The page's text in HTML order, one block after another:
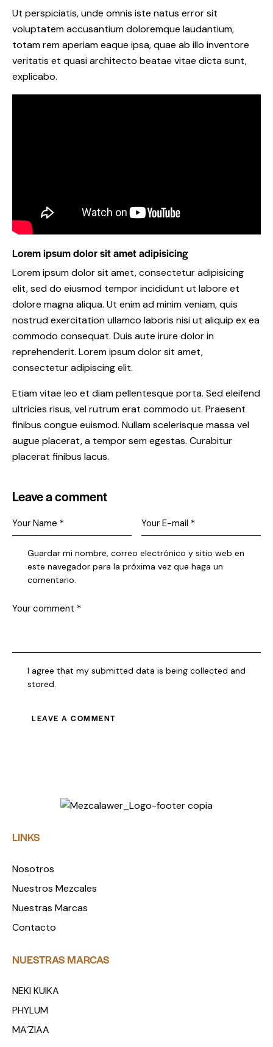
Ut perspiciatis, unde omnis iste natus error sit
voluptatem accusantium doloremque laudantium,
totam rem aperiam eaque ipsa, quae ab illo inventore
veritatis et quasi architecto beatae vitae dicta sunt,
explicabo.
Lorem ipsum dolor sit amet adipisicing
Lorem ipsum dolor sit amet, consectetur adipisicing
elit, sed do eiusmod tempor incididunt ut labore et
dolore magna aliqua. Ut enim ad minim veniam, quis
nostrud exercitation ullamco laboris nisi ut aliquip ex ea
commodo consequat. Duis aute irure dolor in
reprehenderit. Lorem ipsum dolor sit amet,
consectetur adipiscing elit.
Etiam vitae leo et diam pellentesque porta. Sed eleifend
ultricies risus, vel rutrum erat commodo ut. Praesent
finibus congue euismod. Nullam scelerisque massa vel
augue placerat, a tempor sem egestas. Curabitur
placerat finibus lacus.
Leave a comment
Guardar mi nombre, correo electrónico y sitio web en
este navegador para la próxima vez que haga un
comentario.
I agree that my submitted data is being collected and
stored.
LINKS
Nosotros
Nuestros Mezcales
Nuestras Marcas
Contacto
NUESTRAS MARCAS
NEKI KUIKA
PHYLUM
MA´ZIAA